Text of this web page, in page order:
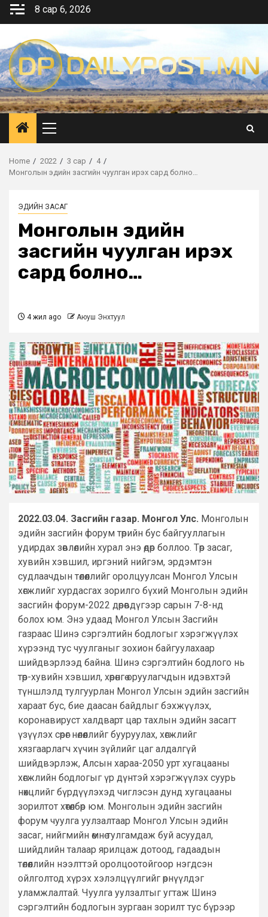
Skip
8 сар 6, 2026
Primary
Menu
Home 2022 3 сар
4
Монголын эдийн засгийн чуулган ирэх сард болно…
ЭДИЙН ЗАСАГ
Монголын эдийн
засгийн чуулган ирэх
сард болно…
4 жил ago Аюуш Энхтуул
2022.03.04. Засгийн газар. Монгол Улс. Монголын
эдийн засгийн форум төрийн бус байгууллагын
удирдах зөвлөлийн хурал энэ өдөр боллоо. Төр засаг,
хувийн хэвшил, иргэний нийгэм, эрдэмтэн
судлаачдын төлөөллийг оролцуулсан Монгол Улсын
хөгжлийг хурдасгах зорилго бүхий Монголын эдийн
засгийн форум-2022 дөрөвдүгээр сарын 7-8-нд
болох юм. Энэ удаад Монгол Улсын Засгийн
газраас Шинэ сэргэлтийн бодлогыг хэрэгжүүлэх
хүрээнд тус чуулганыг зохион байгуулахаар
шийдвэрлээд байна. Шинэ сэргэлтийн бодлого нь
төр-хувийн хэвшил, хөрөнгө оруулагчдын идэвхтэй
түншлэлд тулгуурлан Монгол Улсын эдийн засгийн
харaат бус, бие даасан байдлыг бэхжүүлэх,
коронавируст халдварт цар тахлын эдийн засагт
үзүүлэх сөрөг нөлөөллийг бууруулах, хөгжлийг
хязгаарлагч хүчин зүйлийг цаг алдалгүй
шийдвэрлэж, Алсын хараа-2050 урт хугацааны
хөгжлийн бодлогыг үр дүнтэй хэрэгжүүлэх суурь
нөхцлийг бүрдүүлэхэд чиглэсэн дунд хугацааны
зорилтот хөтөлбөр юм. Монголын эдийн засгийн
форум чуулга уулзалтаар Монгол Улсын эдийн
засаг, нийгмийн өмнө тулгамдаж буй асуудал,
шийдлийн талаар ярилцаж дотоод, гадаадын
төлөөллийн нээлттэй оролцоотойгоор нэгдсэн
ойлголтод хүрэх хэлэлцүүлгийг өрнүүлдэг
уламжлалтай. Чуулга уулзалтыг угтаж Шинэ
сэргэлтийн бодлогын зургаан зорилт тус бүрээр